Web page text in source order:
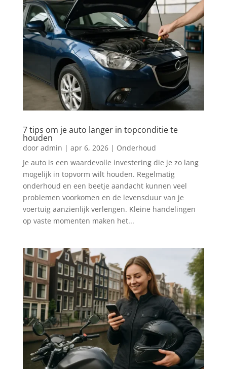
7 tips om je auto langer in topconditie te
houden
door admin | apr 6, 2026| Onderhoud
Je auto is een waardevolle investering die je zo lang
mogelijk in topvorm wilt houden. Regelmatig
onderhoud en een beetje aandacht kunnen veel
problemen voorkomen en de levensduur van je
voertuig aanzienlijk verlengen. Kleine handelingen
op vaste momenten maken het...